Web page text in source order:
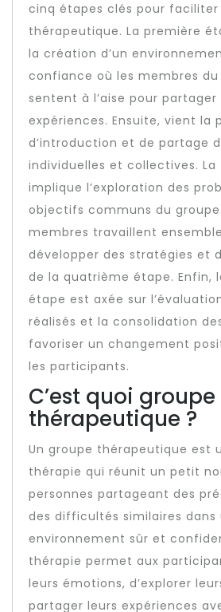
cinq étapes clés pour faciliter
thérapeutique. La première
la création d’un
confiance où les membres du
sentent à l’aise pour partager
expériences. Ensuite, vient la
d’introduction et de partage
individuelles et collectives.
implique l’exploration des
objectifs communs du
membres travaillent
développer des stratégies et
de la quatrième étape. Enfin,
étape est axée sur
réalisés et la consolidation
favoriser un changement
les participants.
C’est quoi groupe
thérapeutique ?
Un groupe thérapeutique est
thérapie qui réunit un petit
personnes partageant des
des difficultés similaires dans
environnement sûr et
thérapie permet aux
leurs émotions, d’explorer
partager leurs expériences